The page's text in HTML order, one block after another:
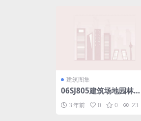
建筑图集
06SJ805建筑场地园林景
3 年前 0 0 23